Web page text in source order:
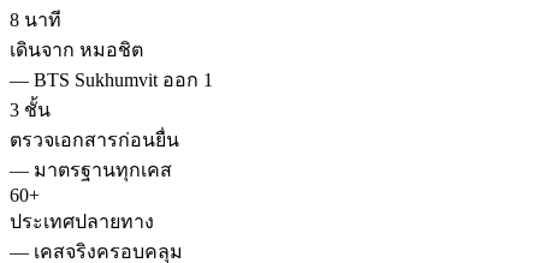
8 นาที
เดินจาก หมอชิต
— BTS Sukhumvit ออก 1
3 ชั้น
ตรวจเอกสารก่อนยื่น
— มาตรฐานทุกเคส
60+
ประเทศปลายทาง
— เคสจริงครอบคลุม